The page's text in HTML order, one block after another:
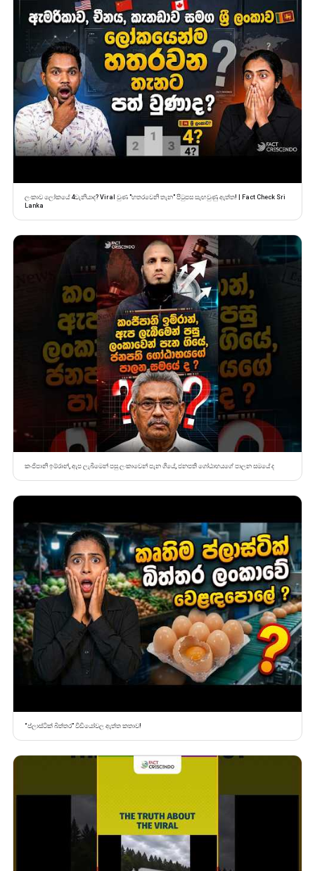
ලංකාව ලෝකයේ 4වැනියාද? Viral වුණ "හතරවෙනි තැන" පිටුපස සැඟවුණු ඇත්ත! | Fact Check Sri
Lanka
කංජිපානි ඉම්රාන්, ඇප ලැබීමෙන් පසු ලංකාවෙන් පැන ගියේ, ජනපති ගෝඨාභයගේ පාලන සමයේ ද
“ප්ලාස්ටික් බිත්තර” වීඩියෝවල ඇත්ත කතාව!